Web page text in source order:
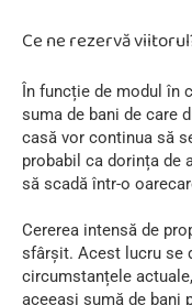
Ce ne rezervă
În funcție de modul în
suma de bani de care
casă vor continua să
probabil ca dorința de
să scadă într-o
Cererea intensă de
sfârșit. Acest lucru se
circumstanțele
aceeași sumă de bani